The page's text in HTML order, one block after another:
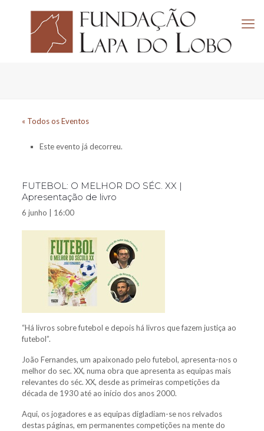
« Todos os Eventos
Este evento já decorreu.
FUTEBOL: O MELHOR DO SÉC. XX |
Apresentação de livro
6 junho | 16:00
“Há livros sobre futebol e depois há livros que fazem justiça ao
futebol”.
João Fernandes, um apaixonado pelo futebol, apresenta-nos o
melhor do sec. XX, numa obra que apresenta as equipas mais
relevantes do séc. XX, desde as primeiras competições da
década de 1930 até ao início dos anos 2000.
Aqui, os jogadores e as equipas digladiam-se nos relvados
destas páginas, em permanentes competições na mente do